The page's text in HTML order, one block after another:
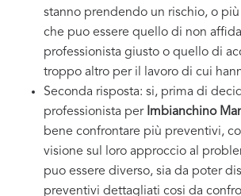
stanno prendendo un rischio, o
che puo essere quello di non
professionista giusto o quello di
troppo altro per il lavoro di cui
Seconda risposta: si, prima di
professionista per Imbianchino
bene confrontare più preventivi,
visione sul loro approccio al
puo essere diverso, sia da poter
preventivi dettagliati cosi da